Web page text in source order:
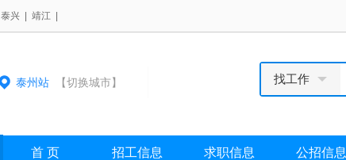
泰兴 靖江
泰州站【切换城市】 找工作
首 页 招工信息 求职信息 公招信息